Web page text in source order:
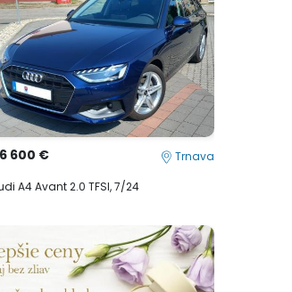
600 € Trnava
A4 Avant 2.0 TFSI, 7/24